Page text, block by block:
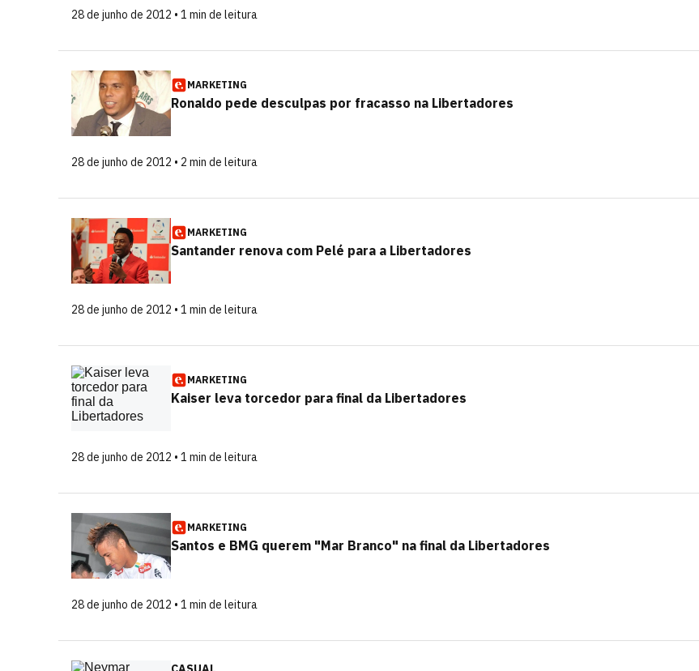
28 de junho de 2012 • 1 min de leitura
MARKETING
Ronaldo pede desculpas por fracasso na Libertadores
28 de junho de 2012 • 2 min de leitura
MARKETING
Santander renova com Pelé para a Libertadores
28 de junho de 2012 • 1 min de leitura
MARKETING
Kaiser leva torcedor para final da Libertadores
28 de junho de 2012 • 1 min de leitura
MARKETING
Santos e BMG querem "Mar Branco" na final da Libertadores
28 de junho de 2012 • 1 min de leitura